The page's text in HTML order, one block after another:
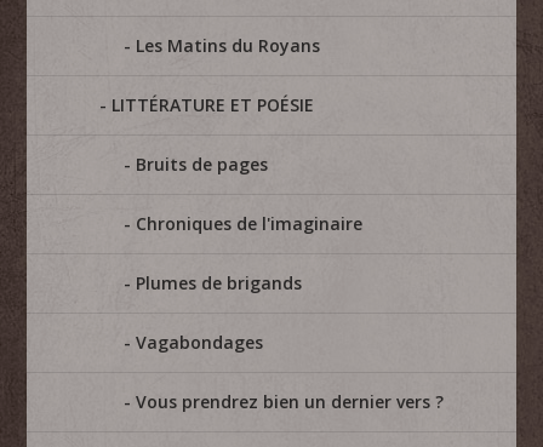
Les Matins du Royans
LITTÉRATURE ET POÉSIE
Bruits de pages
Chroniques de l'imaginaire
Plumes de brigands
Vagabondages
Vous prendrez bien un dernier vers ?